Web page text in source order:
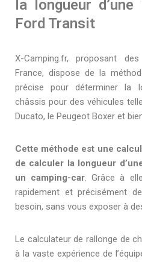
la longueur
Ford Transit
X-Camping.fr, proposant
France, dispose de la
précise pour déterminer la
châssis pour des véhicules
Ducato, le Peugeot Boxer et
Cette méthode est une
de calculer la longueur
un camping-car. Grâce à
rapidement et précisément
besoin, sans vous exposer à
Le calculateur de rallonge de
à la vaste expérience de